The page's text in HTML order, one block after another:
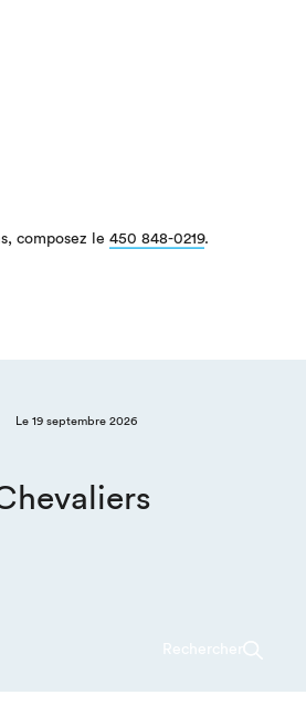
Rechercher
composez le 450 848-0219.
Le 19 septembre 2026